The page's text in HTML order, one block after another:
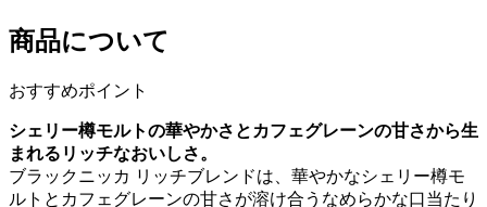
商品について
おすすめポイント
シェリー樽モルトの華やかさとカフェグレーンの甘さから生
まれるリッチなおいしさ。
ブラックニッカ リッチブレンドは、華やかなシェリー樽モ
ルトとカフェグレーンの甘さが溶け合うなめらかな口当たり